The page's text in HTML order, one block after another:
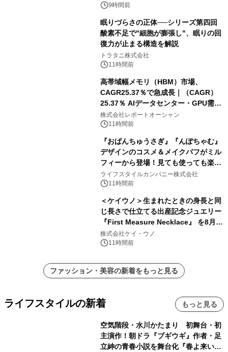
9時間前
眠りづらさの正体──シリーズ第四回
酸素不足で"細胞が膨張し"、眠りの回
復力が止まる構造を解説
トラタニ株式会社
11時間前
高帯域幅メモリ（HBM）市場、
CAGR25.37％で急成長｜（CAGR）
25.37％ AIデータセンター・GPU需要
拡大が2035年の市場成長を牽引
株式会社レポートオーシャン
11時間前
『おぱんちゅうさぎ』『んぽちゃむ』
デザインのコスメ＆メイクパフがミル
フィーから登場！見ても使っても楽し
い、ポップでキュートなコレクショ
ン。
ライフスタイルカンパニー株式会社
11時間前
＜ケイウノ＞生まれたときの身長と同
じ長さで仕立てる出産記念ジュエリー
『First Measure Necklace』 を8月14
日(金)に発売
株式会社ケイ・ウノ
11時間前
ファッション・美容の新着をもっと見る
ライフスタイルの新着 もっと見る
空気階段・水川かたまり 初舞台・初
主演作！朝ドラ『ブギウギ』作者・足
立紳の青春小説を舞台化『春よ来い、